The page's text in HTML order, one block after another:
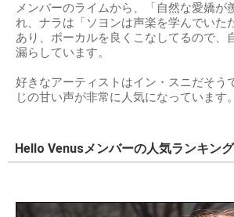
メンバーのライムから、「自然な愛嬌が
れ、ナラは「ソヨンは声楽を学んでいた
あり、ボーカルを良くこなしてるので、
漏らしています。
好きなアーティストはイン・スニだそう
じの甘い声が非常に人気になっています。
Hello Venusメンバーの人気ランキン